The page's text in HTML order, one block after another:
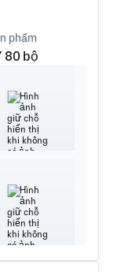
phẩm
80 bộ